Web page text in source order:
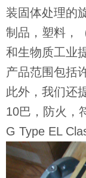
装固体处理的
制品，塑料，
和生物质工业
产品范围包括
此外，我们还
10巴，防火，
G Type EL